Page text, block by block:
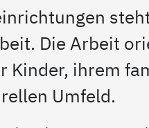
Die Arbeit
Kinder, ihrem
Umfeld.